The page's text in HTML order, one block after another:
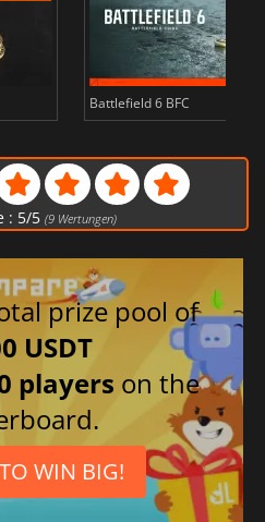
Battlefield 6 BFC
: 5/5 (9Wertungen)
prize pool of
USDT
players on the
WIN BIG!